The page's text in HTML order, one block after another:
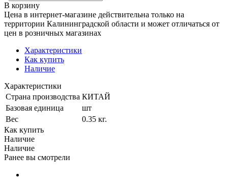
В корзину
Цена в интернет-магазине действительна только на
территории Калининградской области и может отличаться от
цен в розничных магазинах
Характеристики
Как купить
Наличие
Характеристики
Страна производства КИТАЙ
Базовая единица
шт
Вес
0.35 кг.
Как купить
Наличие
Наличие
Ранее вы смотрели